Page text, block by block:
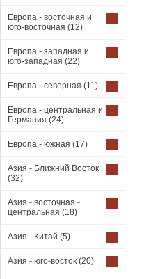
Европа - восточная и
юго-восточная (12)
Европа - западная и
юго-западная (22)
Европа - северная (11)
Европа - центральная и
Германия (24)
Европа - южная (17)
Азия - Ближний Восток
(32)
Азия - восточная -
центральная (18)
Азия - Китай (5)
Азия - юго-восток (20)